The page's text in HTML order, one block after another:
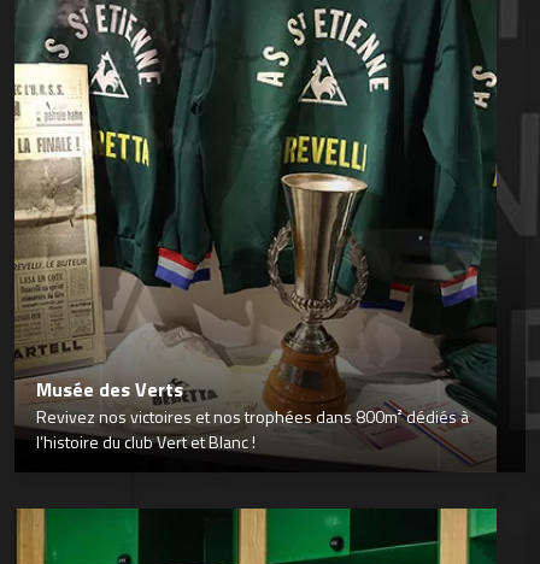
Musée des Verts
Revivez nos victoires et nos trophées dans 800m² dédiés à
l’histoire du club Vert et Blanc !